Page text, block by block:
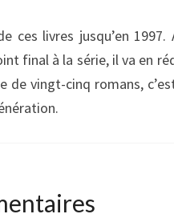
ces livres jusqu’en 1997.
final à la série, il va en
de vingt-cinq romans,